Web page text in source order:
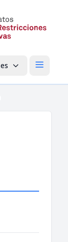
es Menú